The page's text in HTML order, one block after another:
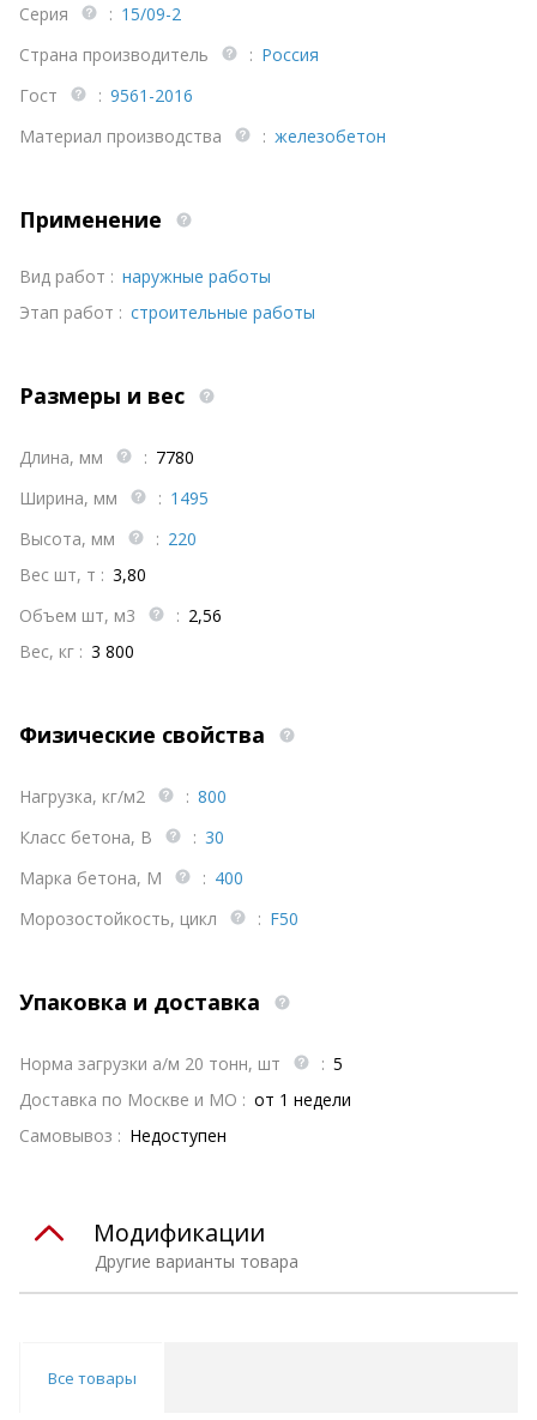
Серия
: 15/09-2
Страна производитель
: Россия
Гост
: 9561-2016
Материал производства
: железобетон
Применение
Вид работ : наружные работы
Этап работ : строительные работы
Размеры и вес
Длина, мм : 7780
Ширина, мм
: 1495
Высота, мм
: 220
Вес шт, т : 3,80
Объем шт, м3
: 2,56
Вес, кг : 3 800
Физические свойства
Нагрузка, кг/м2 : 800
Класс бетона, В
: 30
Марка бетона, М
: 400
Морозостойкость, цикл
: F50
Упаковка и доставка
Норма загрузки а/м 20 тонн, шт : 5
Доставка по Москве и МО : от 1 недели
Самовывоз : Недоступен
Другие варианты товара
Модификации
Все товары